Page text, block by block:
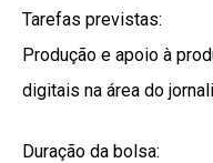
Tarefas previstas:
Produção e apoio à
digitais na área do
Duração da bolsa: